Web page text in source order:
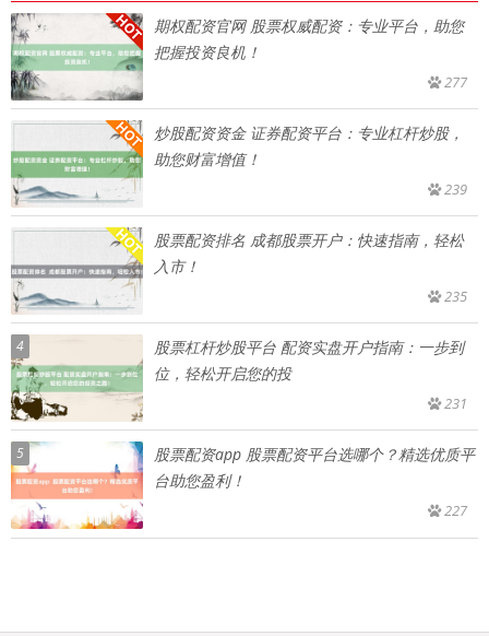
期权配资官网 股票权威配资：专业平台，助您
把握投资良机！
277
炒股配资资金 证券配资平台：专业杠杆炒股，
助您财富增值！
239
股票配资排名 成都股票开户：快速指南，轻松
入市！
235
4
股票杠杆炒股平台 配资实盘开户指南：一步到
位，轻松开启您的投
231
5
股票配资app 股票配资平台选哪个？精选优质平
台助您盈利！
227